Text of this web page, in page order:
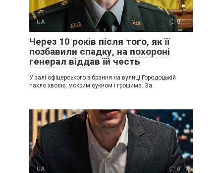
UA 0
Через 10 років після того, як її
позбавили спадку, на похороні
генерал віддав їй честь
У залі офіцерського зібрання на вулиці Городоцькій
пахло хвоєю, мокрим сукном і грошима. За
UA 0